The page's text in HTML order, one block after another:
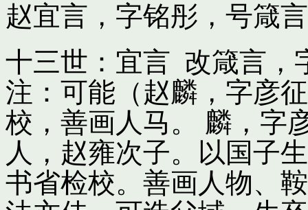
赵宜言，字铭彤，号箴言
十三世：宜言 改箴言，
注：可能（赵麟，字彦
校，善画人马。 麟，字
人，赵雍次子。以国子
书省检校。善画人物、